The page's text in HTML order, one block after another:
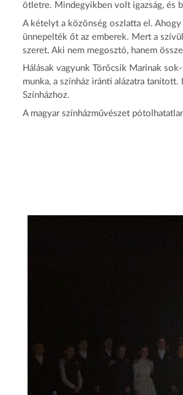
ötletre. Mindegyikben volt igazság, és
A kételyt a közönség oszlatta el.
ünnepelték őt az emberek. Mert a
szeret. Aki nem megosztó, hanem
Hálásak vagyunk Törőcsik Marinak
munka, a színház iránti alázatra
Színházhoz.
A magyar színházművészet